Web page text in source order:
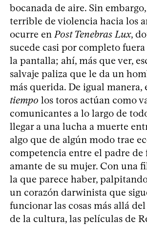
bocanada de aire. Sin
terrible de violencia hacia los
ocurre en Post Tenebras Lux,
sucede casi por completo
la pantalla; ahí, más que ver,
salvaje paliza que le da un
más querida. De igual manera,
tiempo los toros actúan como
comunicantes a lo largo de
llegar a una lucha a muerte
algo que de algún modo trae
competencia entre el padre de
amante de su mujer. Con una
la que parece haber,
un corazón darwinista que
funcionar las cosas más allá
de la cultura, las películas de